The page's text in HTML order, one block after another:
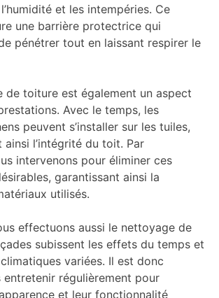
et les intempéries. Ce
une barrière protectrice qui
pénétrer tout en laissant respirer le
de toiture est également un aspect
Avec le temps, les
peuvent s’installer sur les tuiles,
l’intégrité du toit. Par
intervenons pour éliminer ces
garantissant ainsi la
utilisés.
effectuons aussi le nettoyage de
subissent les effets du temps et
variées. Il est donc
entretenir régulièrement pour
et leur fonctionnalité